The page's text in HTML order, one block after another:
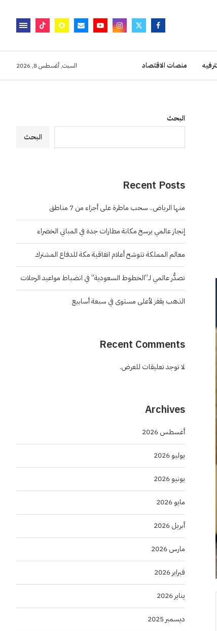
منصات الاقتصاد السبت, أغسطس 8, 2026
البحث
البحث
Recent Posts
منها الرياض.. سحب ماطرة على أجزاء من 7 مناطق
إنجاز عالمي يرسخ مكانة مطارات جدة في المباني الخضراء
معالم المملكة تتوشح أعلام اتفاقية مكة للدفاع المشترك
تصدُّر عالمي لـ”الخطوط السعودية” في انضباط مواعيد الرحلات
الذهب يقفز لأعلى مستوى في سبعة أسابيع
Recent Comments
لا توجد تعليقات للعرض.
Archives
أغسطس 2026
يوليو 2026
يونيو 2026
مايو 2026
أبريل 2026
مارس 2026
فبراير 2026
يناير 2026
ديسمبر 2025